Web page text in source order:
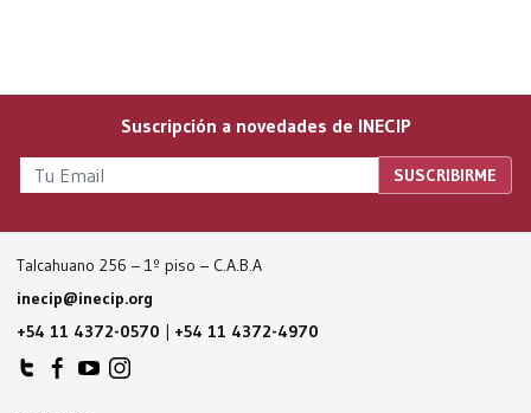
Suscripción a novedades de INECIP
Talcahuano 256 – 1º piso – C.A.B.A
inecip@inecip.org
+54 11 4372-0570 | +54 11 4372-4970